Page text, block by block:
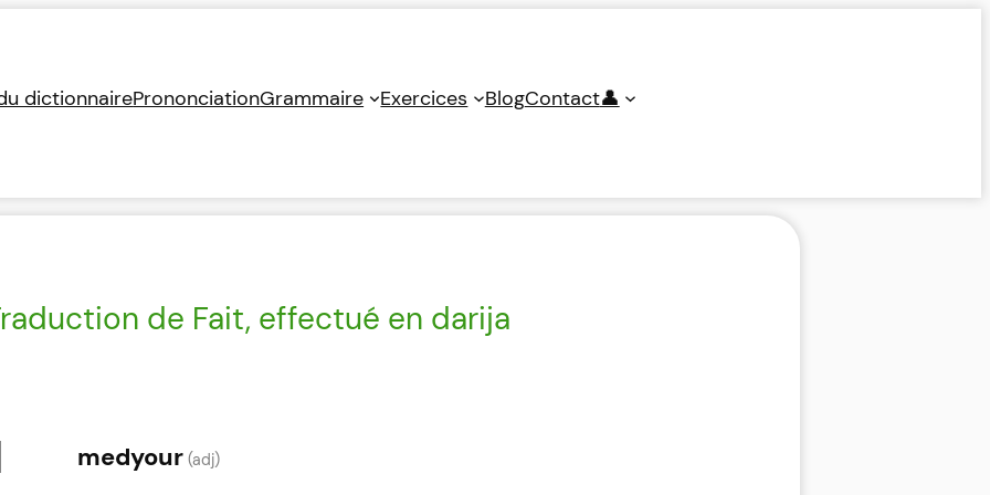
dictionnairePrononciationGrammaire Exercices BlogContact👤
de Fait, effectué en darija
medyour (adj)